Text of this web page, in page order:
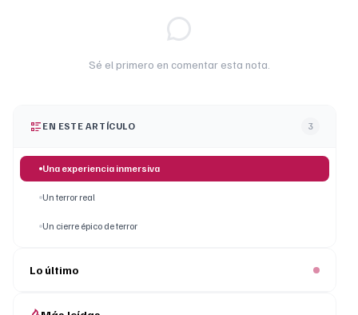
Sé el primero en comentar esta nota.
EN ESTE ARTÍCULO 3
Una experiencia inmersiva
Un terror real
Un cierre épico de terror
Lo último